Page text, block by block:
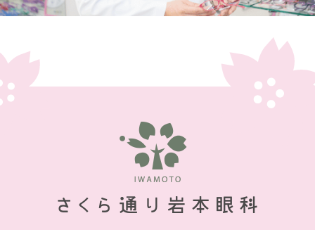
6/16（月）以降の受け取り
《6/6（金）～6/19（木）にご注文の方》
当院で取り扱いのあるクーパービジョンのコンタ
クトレンズは下記の通りです。
・バイオフィニティ（近視用、乱視用、遠近両用）